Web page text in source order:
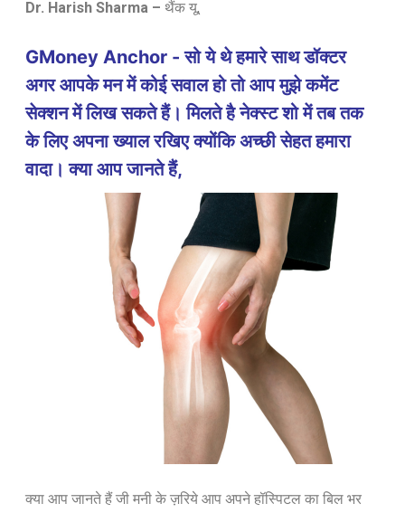
Dr. Harish Sharma – थैंक यू,
GMoney Anchor - सो ये थे हमारे साथ डॉक्टर
अगर आपके मन में कोई सवाल हो तो आप मुझे कमेंट
सेक्शन में लिख सकते हैं। मिलते है नेक्स्ट शो में तब तक
के लिए अपना ख्याल रखिए क्योंकि अच्छी सेहत हमारा
वादा। क्या आप जानते हैं,
क्या आप जानते हैं जी मनी के ज़रिये आप अपने हॉस्पिटल का बिल भर